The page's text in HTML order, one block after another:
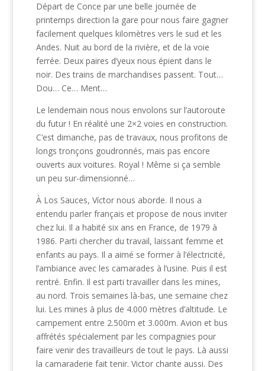
Départ de Conce par une belle journée de
printemps direction la gare pour nous faire gagner
facilement quelques kilomètres vers le sud et les
Andes. Nuit au bord de la rivière, et de la voie
ferrée. Deux paires d’yeux nous épient dans le
noir. Des trains de marchandises passent. Tout…
Dou… Ce… Ment…
Le lendemain nous nous envolons sur l’autoroute
du futur ! En réalité une 2×2 voies en construction.
C’est dimanche, pas de travaux, nous profitons de
longs tronçons goudronnés, mais pas encore
ouverts aux voitures. Royal ! Même si ça semble
un peu sur-dimensionné…
À Los Sauces, Víctor nous aborde. Il nous a
entendu parler français et propose de nous inviter
chez lui. Il a habité six ans en France, de 1979 à
1986. Parti chercher du travail, laissant femme et
enfants au pays. Il a aimé se former à l’électricité,
l’ambiance avec les camarades à l’usine. Puis il est
rentré. Enfin. Il est parti travailler dans les mines,
au nord. Trois semaines là-bas, une semaine chez
lui. Les mines à plus de 4.000 mètres d’altitude. Le
campement entre 2.500m et 3.000m. Avion et bus
affrétés spécialement par les compagnies pour
faire venir des travailleurs de tout le pays. Là aussi
la camaraderie fait tenir. Victor chante aussi. Des